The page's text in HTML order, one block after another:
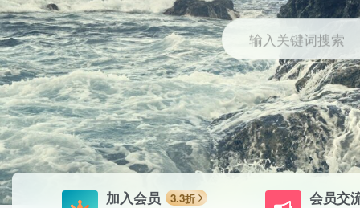
输入关键词搜索
加入会员 3.3折 会员交